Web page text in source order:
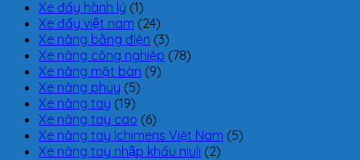
Xe đẩy hành lý (1)
Xe đẩy việt nam (24)
Xe nâng bằng điện (3)
Xe nâng công nghiệp (78)
Xe nâng mặt bàn (9)
Xe nâng phuy (5)
Xe nâng tay (19)
Xe nâng tay cao (6)
Xe nâng tay Ichimens Việt Nam (5)
Xe nâng tay nhập khẩu niuli (2)